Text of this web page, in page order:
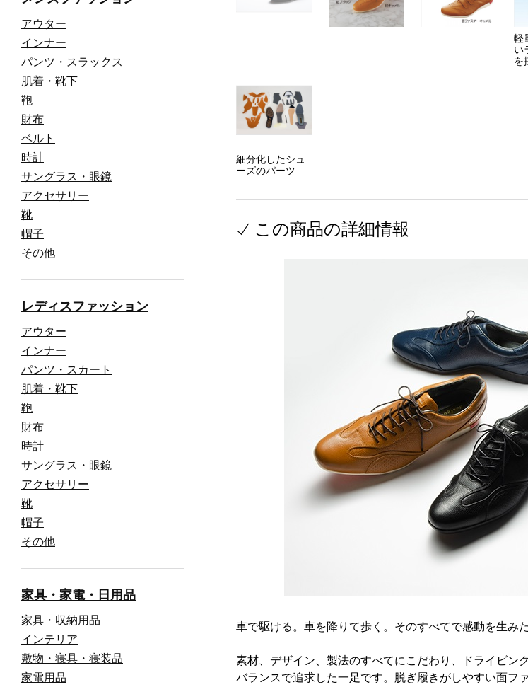
アウター
インナー
パンツ・スラックス
肌着・靴下
鞄
財布
ベルト
時計
サングラス・眼鏡
アクセサリー
靴
帽子
その他
レディスファッション
アウター
インナー
パンツ・スカート
肌着・靴下
鞄
財布
時計
サングラス・眼鏡
アクセサリー
靴
帽子
その他
家具・家電・日用品
家具・収納用品
インテリア
敷物・寝具・寝装品
家電用品
軽
い
を
細分化したシュ
ーズのパーツ
この商品の詳細情報
車で駆ける。車を降りて歩く。そのすべてで感動を生みた
素材、デザイン、製法のすべてにこだわり、ドライビン
バランスで追求した一足です。脱ぎ履きがしやすい面フ